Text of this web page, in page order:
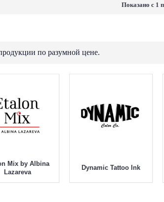
Показано с 1
по разумной цене.
Mix by Albina
Lazareva
Dynamic Tattoo Ink